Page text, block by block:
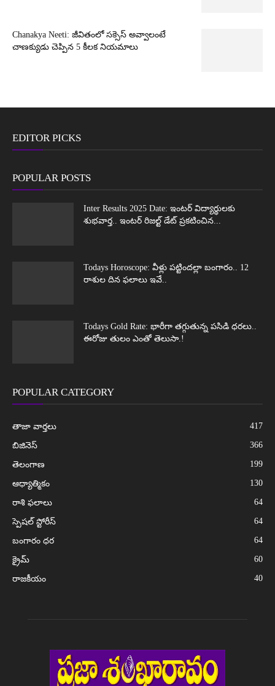
Chanakya Neeti: జీవితంలో సక్సెస్ అవ్వాలంటే
చాణక్యుడు చెప్పిన 5 కీలక నియమాలు
EDITOR PICKS
POPULAR POSTS
Inter Results 2025 Date: ఇంటర్ విద్యార్థులకు
శుభవార్త.. ఇంటర్ రిజల్ట్ డేట్ ప్రకటించిన...
Todays Horoscope: వీళ్లు పట్టిందల్లా బంగారం.. 12
రాశుల దిన ఫలాలు ఇవే..
Todays Gold Rate: భారీగా తగ్గుతున్న పసిడి ధరలు..
ఈరోజు తులం ఎంతో తెలుసా.!
POPULAR CATEGORY
తాజా వార్తలు 417
బిజినెస్ 366
తెలంగాణ 199
ఆధ్యాత్మికం 130
రాశి ఫలాలు 64
స్పెషల్ స్టోరీస్ 64
బంగారం ధర 64
క్రైమ్ 60
రాజకీయం 40